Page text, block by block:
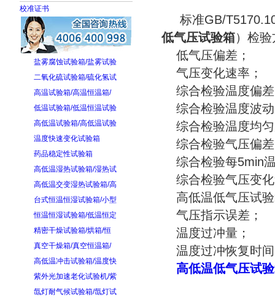
校准证书
盐雾腐蚀试验箱/盐雾试验
二氧化硫试验箱/硫化氢试
高温试验箱/高温恒温箱/
低温试验箱/低温恒温试验
高低温试验箱/高低温试验
温度快速变化试验箱
药品稳定性试验箱
高低温湿热试验箱/湿热试
高低温交变湿热试验箱/高
台式恒温恒湿试验箱/小型
恒温恒湿试验箱/低温恒定
精密干燥试验箱/烘箱/恒
真空干燥箱/真空恒温箱/
高低温冲击试验箱/温度快
紫外光加速老化试验机/紫
氙灯耐气候试验箱/氙灯试
标准GB/
低气压试验箱）检验
低气压偏差；
气压变化速率；
综合检验温度偏
综合检验温度波
综合检验温度均
综合检验气压偏
综合检验每5min
综合检验气压变化
高低温低气压试验
气压指示误差；
温度过冲量；
温度过冲恢复时
高低温低气压试